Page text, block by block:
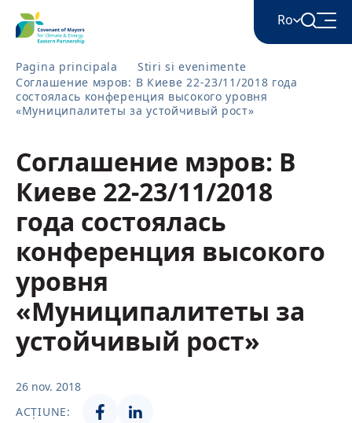
Ro
English
Հայերեն
Azərbaycan
ქართული
Română
Українська
Pagina principala
Stiri si evenimente
Соглашение мэров: В Киеве 22-23/11/2018 года
состоялась конференция высокого уровня
«Муниципалитеты за устойчивый рост»
Соглашение мэров: В
Киеве 22-23/11/2018
года состоялась
конференция высокого
уровня
«Муниципалитеты за
устойчивый рост»
26 nov. 2018
ACȚIUNE: